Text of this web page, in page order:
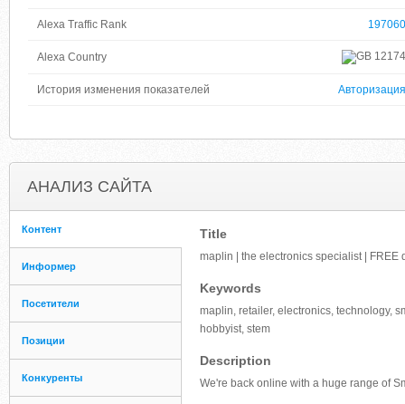
Alexa Traffic Rank 197060
Alexa Country 12174
История изменения показателей Авторизация
АНАЛИЗ САЙТА
Контент
Информер
Посетители
Позиции
Конкуренты
Title
maplin | the electronics specialist | FREE
Keywords
maplin, retailer, electronics, technology,
hobbyist, stem
Description
We're back online with a huge range of